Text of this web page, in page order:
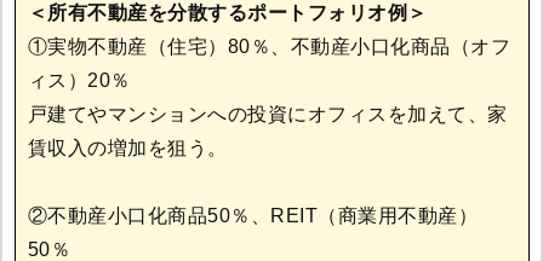
＜所有不動産を分散するポートフォリオ例＞
①実物不動産（住宅）80％、不動産小口化商品（オフ
ィス）20％
戸建てやマンションへの投資にオフィスを加えて、家
賃収入の増加を狙う。
②不動産小口化商品50％、REIT（商業用不動産）
50％